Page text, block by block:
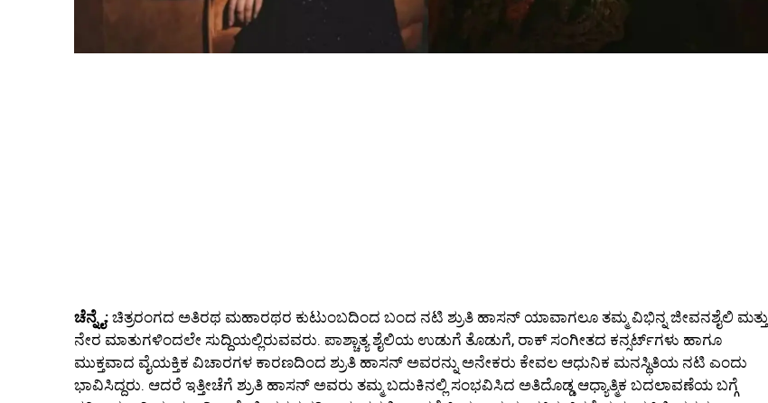
ಚೆನ್ನೈ: ಚಿತ್ರರಂಗದ ಅತಿರಥ ಮಹಾರಥರ ಕುಟುಂಬದಿಂದ ಬಂದ ನಟಿ ಶ್ರುತಿ ಹಾಸನ್ ಯಾವಾಗಲೂ ತಮ್ಮ ವಿಭಿನ್ನ ಜೀವನಶೈಲಿ ಮತ್ತು
ನೇರ ಮಾತುಗಳಿಂದಲೇ ಸುದ್ದಿಯಲ್ಲಿರುವವರು. ಪಾಶ್ಚಾತ್ಯ ಶೈಲಿಯ ಉಡುಗೆ ತೊಡುಗೆ, ರಾಕ್ ಸಂಗೀತದ ಕನ್ಸರ್ಟ್‌ಗಳು ಹಾಗೂ
ಮುಕ್ತವಾದ ವೈಯಕ್ತಿಕ ವಿಚಾರಗಳ ಕಾರಣದಿಂದ ಶ್ರುತಿ ಹಾಸನ್ ಅವರನ್ನು ಅನೇಕರು ಕೇವಲ ಆಧುನಿಕ ಮನಸ್ಥಿತಿಯ ನಟಿ ಎಂದು
ಭಾವಿಸಿದ್ದರು. ಆದರೆ ಇತ್ತೀಚೆಗೆ ಶ್ರುತಿ ಹಾಸನ್ ಅವರು ತಮ್ಮ ಬದುಕಿನಲ್ಲಿ ಸಂಭವಿಸಿದ ಅತಿದೊಡ್ಡ ಆಧ್ಯಾತ್ಮಿಕ ಬದಲಾವಣೆಯ ಬಗ್ಗೆ